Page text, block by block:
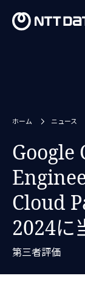
ホーム ニュース
Google
Cloud
2024に
第三者評価